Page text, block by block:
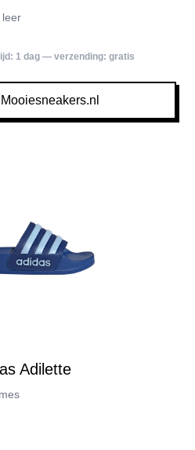
leer
1 dag — verzending: gratis
Adilette